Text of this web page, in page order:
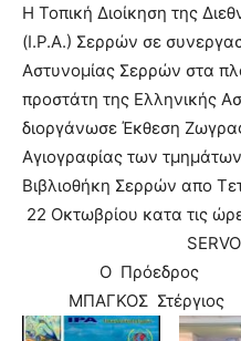
Η Τοπική Διοίκηση της
(Ι.Ρ.Α.) Σερρών σε
Αστυνομίας Σερρών στα
προστάτη της Ελληνικής
διοργάνωσε Έκθεση
Αγιογραφίας των
Βιβλιοθήκη Σερρών απο
22 Οκτωβρίου κατα τις
SERVO
Ο Πρόεδρος Ο
ΜΠΑΓΚΟΣ